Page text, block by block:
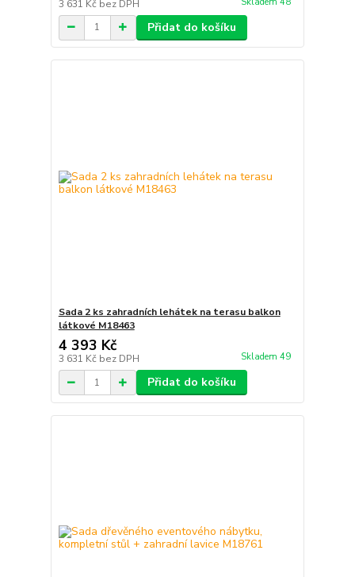
3 631 Kč bez DPH
Přidat do košíku
Sada 2 ks zahradních lehátek na terasu balkon
látkové M18463
4 393 Kč
3 631 Kč bez DPH Skladem 49
Přidat do košíku